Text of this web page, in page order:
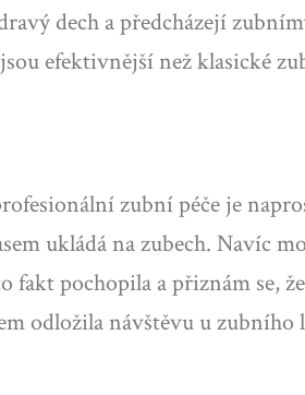
dech a předcházejí
efektivnější než klasické
zubní péče je
ukládá na zubech. Navíc
pochopila a přiznám se,
odložila návštěvu u zubního